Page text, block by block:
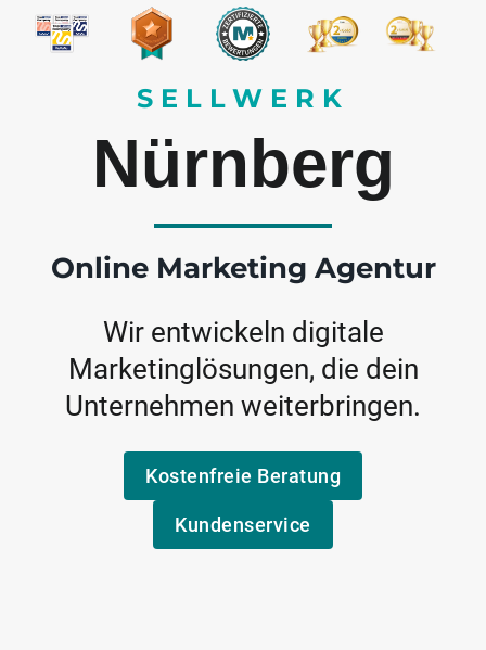
SELLWERK
Nürnberg
Online Marketing Agentur
Wir entwickeln digitale
Marketinglösungen, die dein
Unternehmen weiterbringen.
Kostenfreie Beratung
Kundenservice